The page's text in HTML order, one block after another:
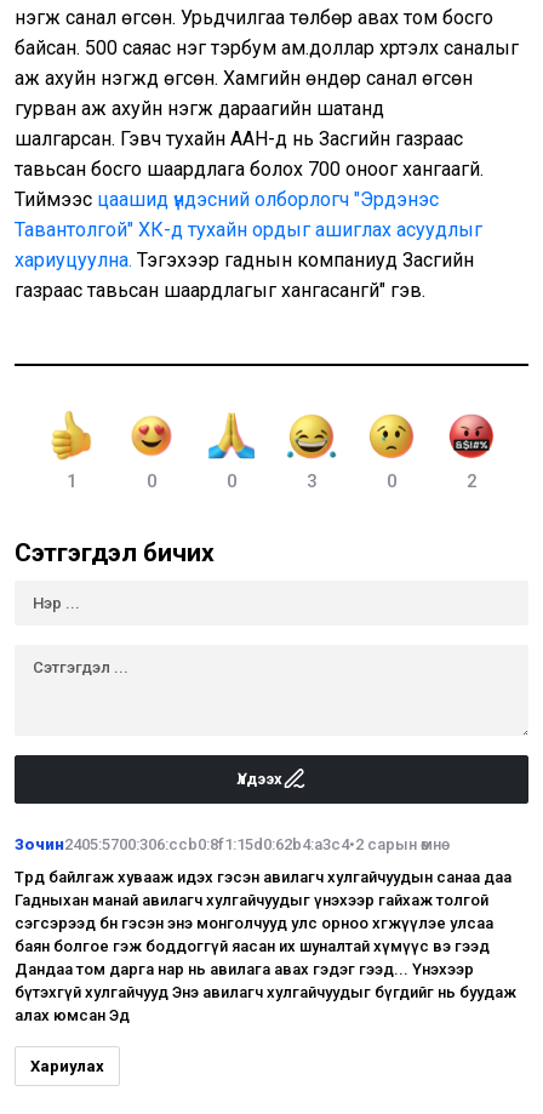
нэгж санал өгсөн. Урьдчилгаа төлбөр авах том босго
байсан. 500 саяас нэг тэрбум ам.доллар хүртэлх саналыг
аж ахуйн нэгжүүд өгсөн. Хамгийн өндөр санал өгсөн
гурван аж ахуйн нэгж дараагийн шатанд
шалгарсан. Гэвч тухайн ААН-үүд нь Засгийн газраас
тавьсан босго шаардлага болох 700 оноог хангаагүй.
Тиймээс цаашид үндэсний олборлогч "Эрдэнэс
Тавантолгой" ХК-д тухайн ордыг ашиглах асуудлыг
хариуцуулна. Тэгэхээр гаднын компаниуд Засгийн
газраас тавьсан шаардлагыг хангасангүй" гэв.
1 0 0 3 0 2
Сэтгэгдэл бичих
Үлдээх
Зочин2405:5700:306:ccb0:8f1:15d0:62b4:a3c4•2 сарын өмнө
Төрд байлгаж хувааж идэх гэсэн авилагч хулгайчуудын санаа даа
Гадныхан манай авилагч хулгайчуудыг үнэхээр гайхаж толгой
сэгсэрээд бн гэсэн энэ монголчууд улс орноо хөгжүүлэе улсаа
баян болгое гэж боддоггүй яасан их шуналтай хүмүүс вэ гээд
Дандаа том дарга нар нь авилага авах гэдэг гээд... Үнэхээр
бүтэхгүй хулгайчууд Энэ авилагч хулгайчуудыг бүгдийг нь буудаж
алах юмсан Эд
Хариулах